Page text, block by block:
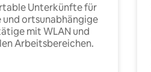
Unterkünfte für
und ortsunabhängige
mit WLAN und
Arbeitsbereichen.